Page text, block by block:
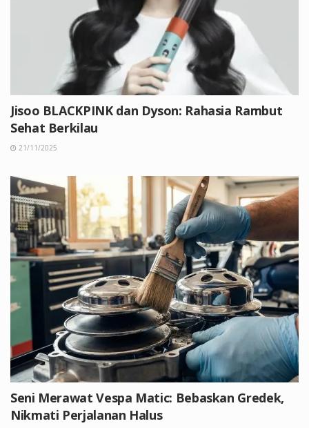
Jisoo BLACKPINK dan Dyson: Rahasia Rambut
Sehat Berkilau
21/11/2025
Seni Merawat Vespa Matic: Bebaskan Gredek,
Nikmati Perjalanan Halus